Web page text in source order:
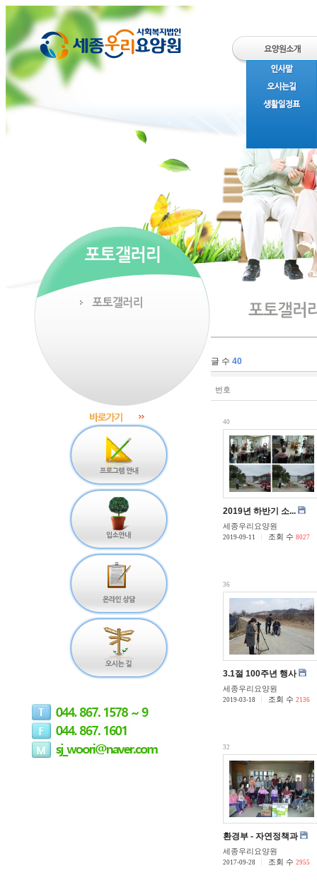
글 수 40
번호
40
2019년 하반기 소...
세종우리요양원
2019-09-11 조회 수 8027
36
3.1절 100주년 행사
세종우리요양원
2019-03-18 조회 수 2136
32
환경부 - 자연정책과
세종우리요양원
2017-09-28 조회 수 2955